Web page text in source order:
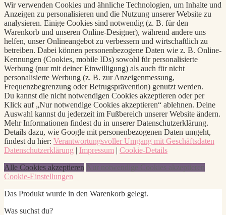
Wir verwenden Cookies und ähnliche Technologien, um Inhalte und
Anzeigen zu personalisieren und die Nutzung unserer Website zu
analysieren. Einige Cookies sind notwendig (z. B. für den
Warenkorb und unseren Online-Designer), während andere uns
helfen, unser Onlineangebot zu verbessern und wirtschaftlich zu
betreiben. Dabei können personenbezogene Daten wie z. B. Online-
Kennungen (Cookies, mobile IDs) sowohl für personalisierte
Werbung (nur mit deiner Einwilligung) als auch für nicht
personalisierte Werbung (z. B. zur Anzeigenmessung,
Frequenzbegrenzung oder Betrugsprävention) genutzt werden.
Du kannst die nicht notwendigen Cookies akzeptieren oder per
Klick auf „Nur notwendige Cookies akzeptieren“ ablehnen. Deine
Auswahl kannst du jederzeit im Fußbereich unserer Website ändern.
Mehr Informationen findest du in unserer Datenschutzerklärung.
Details dazu, wie Google mit personenbezogenen Daten umgeht,
findest du hier: Verantwortungsvoller Umgang mit Geschäftsdaten
Datenschutzerklärung | Impressum | Cookie-Details
Alle Cookies akzeptieren Nur notwendige Cookies akzeptieren
Cookie-Einstellungen
Das Produkt wurde in den Warenkorb gelegt.
Was suchst du?